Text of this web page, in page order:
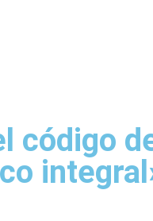
código